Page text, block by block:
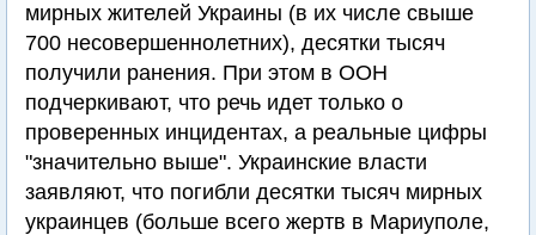
мирных жителей Украины (в их числе свыше
700 несовершеннолетних), десятки тысяч
получили ранения. При этом в ООН
подчеркивают, что речь идет только о
проверенных инцидентах, а реальные цифры
"значительно выше". Украинские власти
заявляют, что погибли десятки тысяч мирных
украинцев (больше всего жертв в Мариуполе,